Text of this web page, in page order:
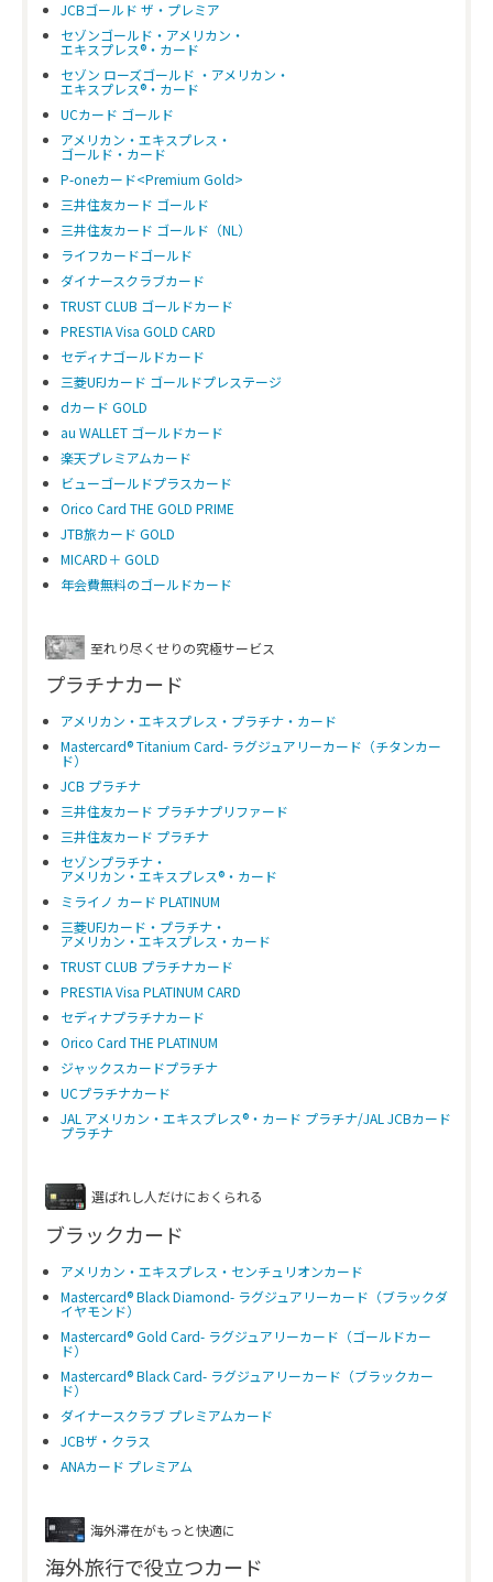
JCBゴールド ザ・プレミア
セゾンゴールド・アメリカン・
エキスプレス®・カード
セゾン ローズゴールド ・アメリカン・
エキスプレス®・カード
UCカード ゴールド
アメリカン・エキスプレス・
ゴールド・カード
P-oneカード<Premium Gold>
三井住友カード ゴールド
三井住友カード ゴールド（NL）
ライフカードゴールド
ダイナースクラブカード
TRUST CLUB ゴールドカード
PRESTIA Visa GOLD CARD
セディナゴールドカード
三菱UFJカード ゴールドプレステージ
dカード GOLD
au WALLET ゴールドカード
楽天プレミアムカード
ビューゴールドプラスカード
Orico Card THE GOLD PRIME
JTB旅カード GOLD
MICARD＋ GOLD
年会費無料のゴールドカード
至れり尽くせりの究極サービス
プラチナカード
アメリカン・エキスプレス・プラチナ・カード
Mastercard® Titanium Card- ラグジュアリーカード（チタンカー
ド）
JCB プラチナ
三井住友カード プラチナプリファード
三井住友カード プラチナ
セゾンプラチナ・
アメリカン・エキスプレス®・カード
ミライノ カード PLATINUM
三菱UFJカード・プラチナ・
アメリカン・エキスプレス・カード
TRUST CLUB プラチナカード
PRESTIA Visa PLATINUM CARD
セディナプラチナカード
Orico Card THE PLATINUM
ジャックスカードプラチナ
UCプラチナカード
JAL アメリカン・エキスプレス®・カード プラチナ/JAL JCBカード
プラチナ
選ばれし人だけにおくられる
ブラックカード
アメリカン・エキスプレス・センチュリオンカード
Mastercard® Black Diamond- ラグジュアリーカード（ブラックダ
イヤモンド）
Mastercard® Gold Card- ラグジュアリーカード（ゴールドカー
ド）
Mastercard® Black Card- ラグジュアリーカード（ブラックカー
ド）
ダイナースクラブ プレミアムカード
JCBザ・クラス
ANAカード プレミアム
海外滞在がもっと快適に
海外旅行で役立つカード